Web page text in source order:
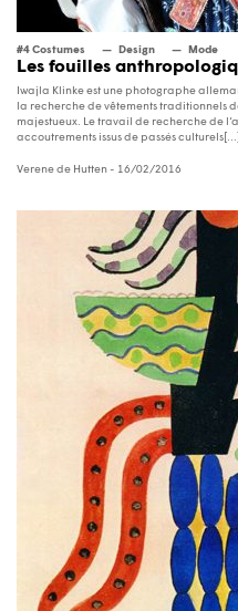
#4 Costumes Design Mode
Les fouilles
Iwajla Klinke est une photographe
la recherche de vêtements traditionnels
majestueux. Le travail de recherche de
accoutrements issus de passés culturels[...]
Verene de Hutten- 16/02/2016